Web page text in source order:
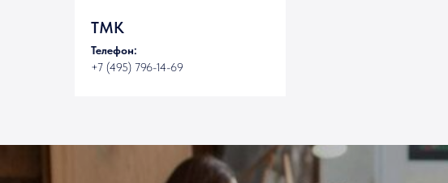
ТМК
Телефон:
+7 (495) 796-14-69